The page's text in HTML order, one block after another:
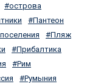
острова
Пантеон
Пляж
Прибалтика
Рим
Румыния